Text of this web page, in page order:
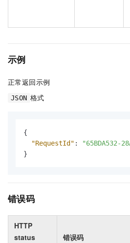
示例
正常返回示例
JSON 格式
{
"RequestId" :
"65BDA532-
}
错误码
HTTP
status
错误码